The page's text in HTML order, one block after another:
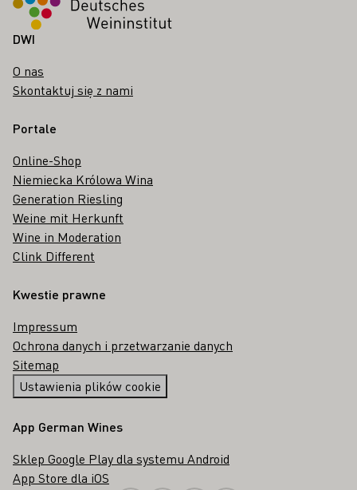
DWI
O nas
Skontaktuj się z nami
Portale
Online-Shop
Niemiecka Królowa Wina
Generation Riesling
Weine mit Herkunft
Wine in Moderation
Clink Different
Kwestie prawne
Impressum
Ochrona danych i przetwarzanie danych
Sitemap
Ustawienia plików cookie
App German Wines
Sklep Google Play dla systemu Android
App Store dla iOS